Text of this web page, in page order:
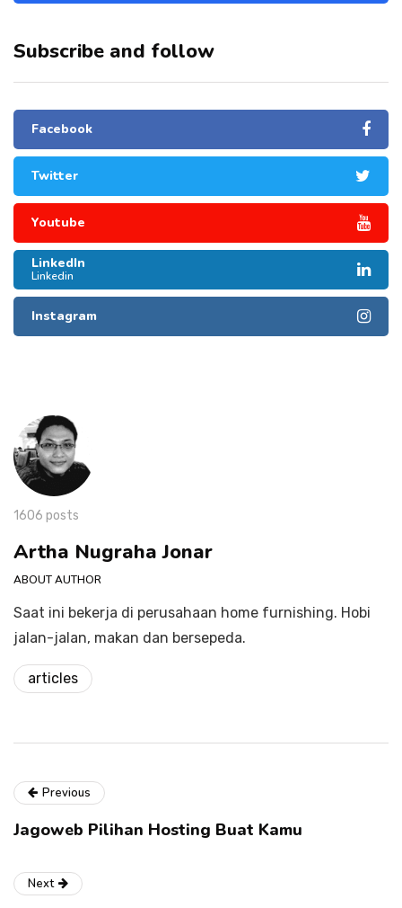
Subscribe and follow
Facebook
Twitter
Youtube
LinkedIn
Linkedin
Instagram
1606 posts
Artha Nugraha Jonar
ABOUT AUTHOR
Saat ini bekerja di perusahaan home furnishing. Hobi
jalan-jalan, makan dan bersepeda.
articles
Previous
Jagoweb Pilihan Hosting Buat Kamu
Next